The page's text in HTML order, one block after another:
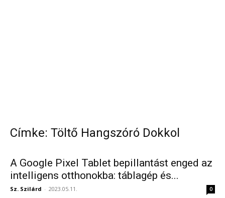
Címke: Töltő Hangszóró Dokkol
A Google Pixel Tablet bepillantást enged az
intelligens otthonokba: táblagép és...
Sz. Szilárd - 2023.05.11. 0